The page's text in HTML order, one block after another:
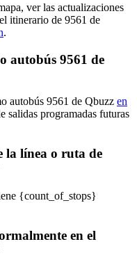
ver las actualizaciones
itinerario de 9561 de
.
autobús 9561 de
autobús 9561 de Qbuzz en
salidas programadas futuras
la línea o ruta de
{count_of_stops}
en el